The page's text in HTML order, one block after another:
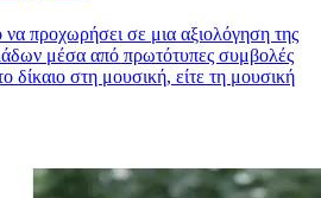
προχωρήσει σε μια αξιολόγηση της
μέσα από πρωτότυπες συμβολές
δίκαιο στη μουσική, είτε τη μουσική